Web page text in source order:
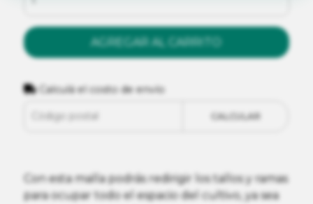
AGREGAR AL CARRITO
Calculá el costo de envío
CALCULAR
Con esta malla podrás redirigir los tallos y ramas
para ocupar todo el espacio del cultivo, ya sea